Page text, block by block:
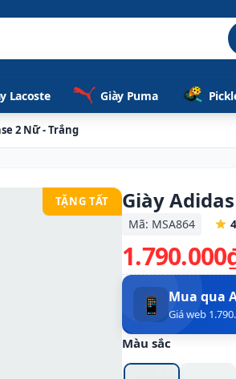
Lacoste Giày Puma
2 Nữ - Trắng
TẶNG TẤT Giày
Mã: MSA864
📱 Mua qua
Giá web
Màu sắc